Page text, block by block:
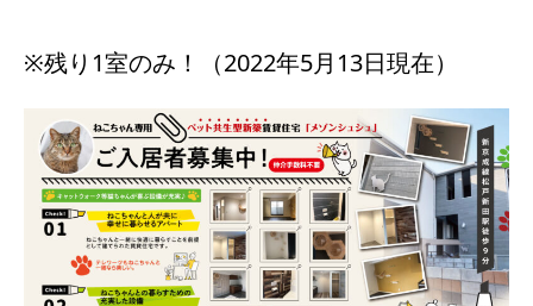
※残り1室のみ！（2022年5月13日現在）